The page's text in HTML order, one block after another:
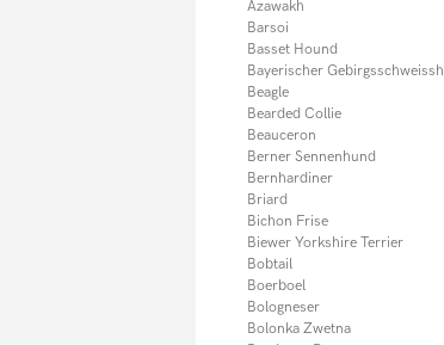
Komondor
Kooikerhondje
Kromfohrländer
Kuvasz
Labradoodle
Labrador
Landseer
Leonberger
Lhasa Apso
Magyar Vizsla
Malinois (Belgischer Schäferhund)
Malteser
Maltipoo
Mastiff
Mastino Napoletano
Azawakh
Barsoi
Basset Hound
Bayerischer
Beagle
Bearded Collie
Beauceron
Berner Sennenhund
Bernhardiner
Briard
Bichon Frise
Biewer Yorkshire Terrier
Bobtail
Boerboel
Bologneser
Bolonka Zwetna